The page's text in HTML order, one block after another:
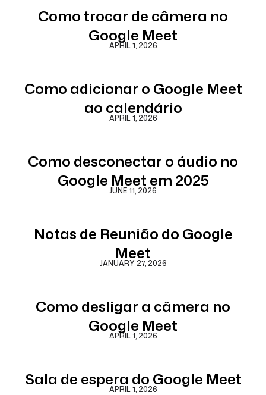
Como trocar de câmera no
Google Meet
APRIL 1, 2026
Como adicionar o Google Meet
ao calendário
APRIL 1, 2026
Como desconectar o áudio no
Google Meet em 2025
JUNE 11, 2026
Notas de Reunião do Google
Meet
JANUARY 27, 2026
Como desligar a câmera no
Google Meet
APRIL 1, 2026
Sala de espera do Google Meet
APRIL 1, 2026